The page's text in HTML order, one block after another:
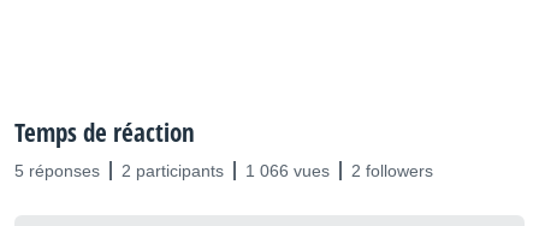
Temps de réaction
5 réponses 2 participants 1 066 vues 2 followers